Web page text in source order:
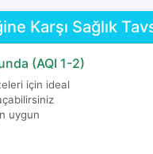
Karşı Sağlık
(AQI 1-2)
için ideal
uygun